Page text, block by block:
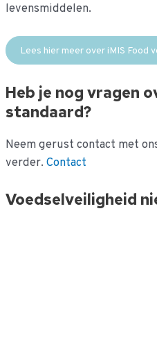
levensmiddelen.
Lees hier meer over iMIS Food
Heb je nog vragen
standaard?
Neem gerust contact met
verder. Contact
Voedselveiligheid